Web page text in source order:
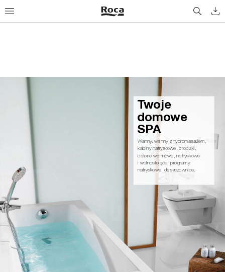
Wanny, wanny z hydromasażem,
kabiny natryskowe, brodziki,
baterie wannowe, natryskowe
i wolnostojące, programy
natryskowe, deszczownice.
Twoje
d omowe
S PA